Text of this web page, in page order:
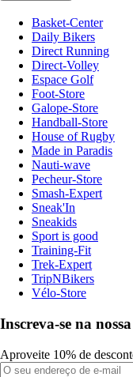
Basket-Center
Daily Bikers
Direct Running
Direct-Volley
Espace Golf
Foot-Store
Galope-Store
Handball-Store
House of Rugby
Made in Paradis
Nauti-wave
Pecheur-Store
Smash-Expert
Sneak'In
Sneakids
Sport is good
Training-Fit
Trek-Expert
TripNBikers
Vélo-Store
Inscreva-se na
Aproveite 10% de